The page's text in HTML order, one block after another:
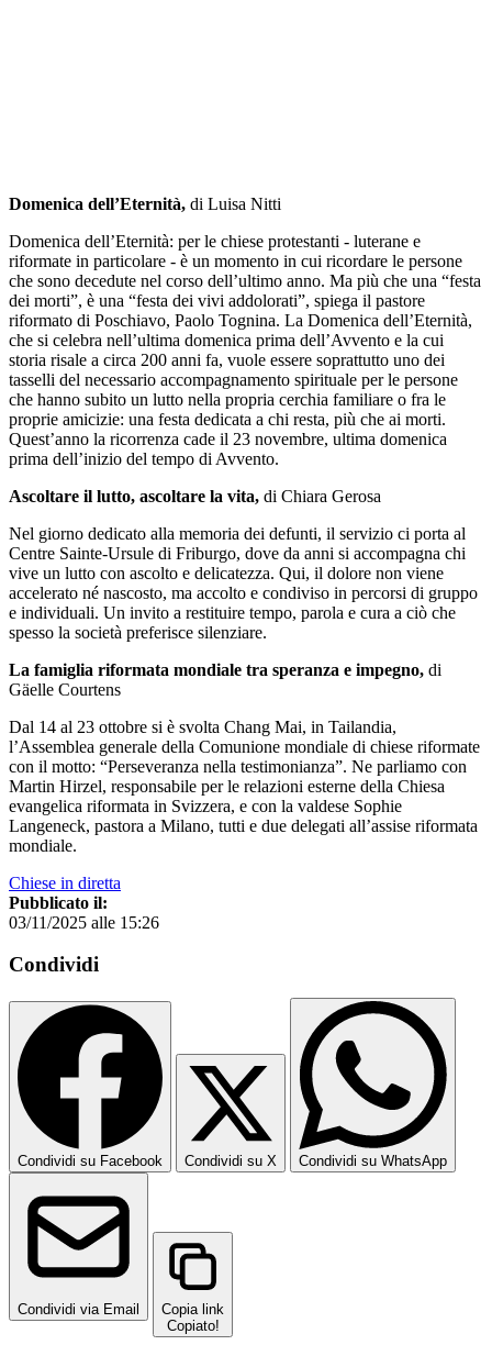
Domenica dell’Eternità, di Luisa Nitti
Domenica dell’Eternità: per le chiese protestanti - luterane e
riformate in particolare - è un momento in cui ricordare le persone
che sono decedute nel corso dell’ultimo anno. Ma più che una “festa
dei morti”, è una “festa dei vivi addolorati”, spiega il pastore
riformato di Poschiavo, Paolo Tognina. La Domenica dell’Eternità,
che si celebra nell’ultima domenica prima dell’Avvento e la cui
storia risale a circa 200 anni fa, vuole essere soprattutto uno dei
tasselli del necessario accompagnamento spirituale per le persone
che hanno subito un lutto nella propria cerchia familiare o fra le
proprie amicizie: una festa dedicata a chi resta, più che ai morti.
Quest’anno la ricorrenza cade il 23 novembre, ultima domenica
prima dell’inizio del tempo di Avvento.
Ascoltare il lutto, ascoltare la vita, di Chiara Gerosa
Nel giorno dedicato alla memoria dei defunti, il servizio ci porta al
Centre Sainte-Ursule di Friburgo, dove da anni si accompagna chi
vive un lutto con ascolto e delicatezza. Qui, il dolore non viene
accelerato né nascosto, ma accolto e condiviso in percorsi di gruppo
e individuali. Un invito a restituire tempo, parola e cura a ciò che
spesso la società preferisce silenziare.
La famiglia riformata mondiale tra speranza e impegno, di
Gäelle Courtens
Dal 14 al 23 ottobre si è svolta Chang Mai, in Tailandia,
l’Assemblea generale della Comunione mondiale di chiese riformate
con il motto: “Perseveranza nella testimonianza”. Ne parliamo con
Martin Hirzel, responsabile per le relazioni esterne della Chiesa
evangelica riformata in Svizzera, e con la valdese Sophie
Langeneck, pastora a Milano, tutti e due delegati all’assise riformata
mondiale.
Chiese in diretta
Pubblicato il:
03/11/2025 alle 15:26
Condividi
Condividi su Facebook Condividi su X Condividi su WhatsApp
Condividi via Email
Copia link
Copiato!